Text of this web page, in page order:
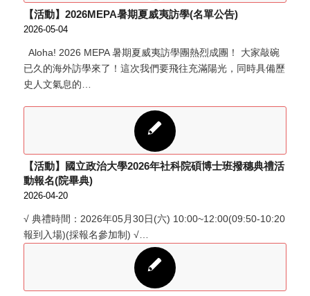
【活動】2026MEPA暑期夏威夷訪學(名單公告)
2026-05-04
Aloha! 2026 MEPA 暑期夏威夷訪學團熱烈成團！ 大家敲碗
已久的海外訪學來了！這次我們要飛往充滿陽光，同時具備歷
史人文氣息的…
【活動】國立政治大學2026年社科院碩博士班撥穗典禮活
動報名(院畢典)
2026-04-20
√ 典禮時間：2026年05月30日(六) 10:00~12:00(09:50-10:20
報到入場)(採報名參加制) √…